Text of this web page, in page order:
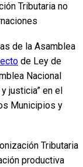
Tributaria no
de la Asamblea
de Ley de
Nacional
justicia” en el
Municipios y
Tributaria
productiva